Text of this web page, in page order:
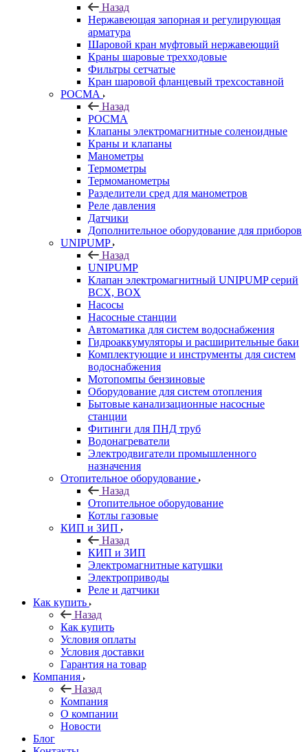
Назад
Нержавеющая запорная и регулирующая
арматура
Шаровой кран муфтовый нержавеющий
Краны шаровые трехходовые
Фильтры сетчатые
Кран шаровой фланцевый трехсоставной
РОСМА
Назад
РОСМА
Клапаны электромагнитные соленоидные
Краны и клапаны
Манометры
Термометры
Термоманометры
Разделители сред для манометров
Реле давления
Датчики
Дополнительное оборудование для приборов
UNIPUMP
Назад
UNIPUMP
Клапан электромагнитный UNIPUMP серий
BCX, BOX
Насосы
Насосные станции
Автоматика для систем водоснабжения
Гидроаккумуляторы и расширительные баки
Комплектующие и инструменты для систем
водоснабжения
Мотопомпы бензиновые
Оборудование для систем отопления
Бытовые канализационные насосные
станции
Фитинги для ПНД труб
Водонагреватели
Электродвигатели промышленного
назначения
Отопительное оборудование
Назад
Отопительное оборудование
Котлы газовые
КИП и ЗИП
Назад
КИП и ЗИП
Электромагнитные катушки
Электроприводы
Реле и датчики
Как купить
Назад
Как купить
Условия оплаты
Условия доставки
Гарантия на товар
Компания
Назад
Компания
О компании
Новости
Блог